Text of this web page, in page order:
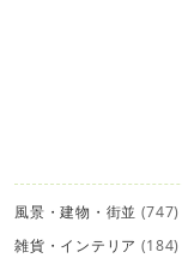
風景・建物・街並 (747)
雑貨・インテリア (184)